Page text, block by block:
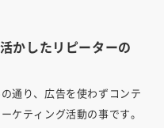
かしたリピーターの
通り、広告を使わずコンテ
ケティング活動の事です。